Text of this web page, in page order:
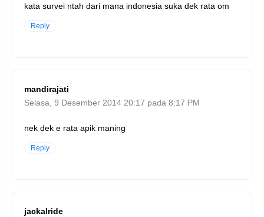
kata survei ntah dari mana indonesia suka dek rata om
Reply
mandirajati
Selasa, 9 Desember 2014 20:17 pada 8:17 PM
nek dek e rata apik maning
Reply
jackalride